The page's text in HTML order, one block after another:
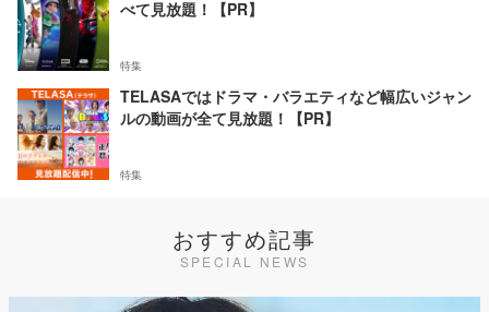
べて見放題！【PR】
特集
TELASAではドラマ・バラエティなど幅広いジャン
ルの動画が全て見放題！【PR】
特集
おすすめ記事
SPECIAL NEWS